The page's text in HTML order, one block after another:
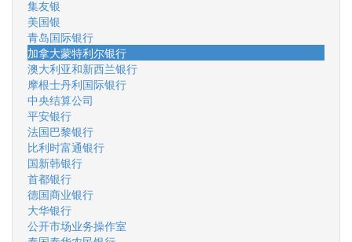
集友银
美国银
青岛国际银行
加拿大蒙特利尔银行
澳大利亚和新西兰银行
摩根士丹利国际银行
中央结算公司
平安银行
法国巴黎银行
比利时富通银行
国新韩银行
首都银行
德国商业银行
大华银行
公开市场业务操作室